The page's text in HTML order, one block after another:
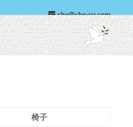
cho@cho-va.com
阿拉伯语
西班牙语
椅子